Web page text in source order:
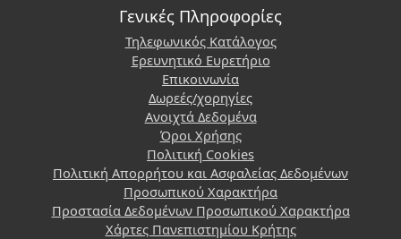
Γενικές Πληροφορίες
Τηλεφωνικός Κατάλογος
Ερευνητικό Ευρετήριο
Επικοινωνία
Δωρεές/χορηγίες
Ανοιχτά Δεδομένα
Όροι Χρήσης
Πολιτική Cookies
Πολιτική Απορρήτου και Ασφαλείας Δεδομένων
Προσωπικού Χαρακτήρα
Προστασία Δεδομένων Προσωπικού Χαρακτήρα
Χάρτες Πανεπιστημίου Κρήτης